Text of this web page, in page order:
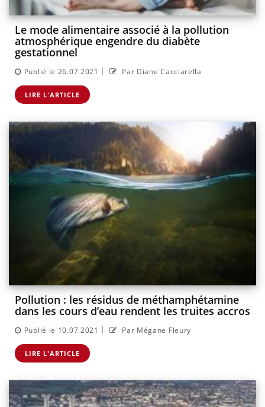
Le mode alimentaire associé à la pollution
atmosphérique engendre du diabète
gestationnel
Publié le 26.07.2021 | Par Diane Cacciarella
LIRE L'ARTICLE
Pollution : les résidus de méthamphétamine
dans les cours d’eau rendent les truites accros
Publié le 10.07.2021 | Par Mégane Fleury
LIRE L'ARTICLE